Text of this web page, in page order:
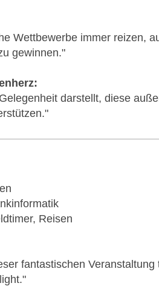
Wettbewerbe immer reizen,
gewinnen."
darstellt, diese
Reisen
fantastischen